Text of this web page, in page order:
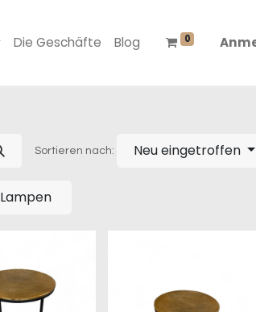
Die Geschäfte Blog 0
Sortieren nach: Neu eingetroffen
Lampen